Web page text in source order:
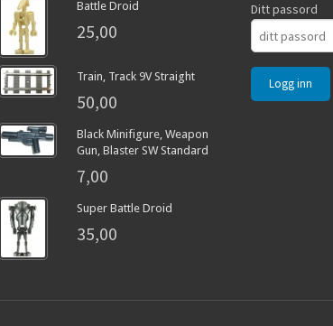
Battle Droid
25,00
Train, Track 9V Straight
50,00
Black Minifigure, Weapon
Gun, Blaster SW Standard
7,00
Super Battle Droid
35,00
Ditt passord